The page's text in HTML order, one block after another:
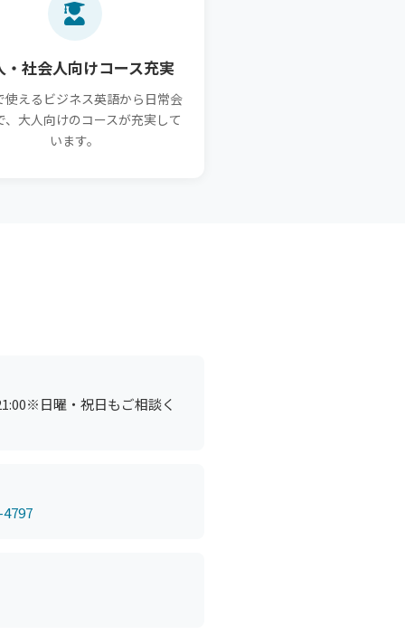
・社会人向けコース充実
使えるビジネス英語から日常会
、大人向けのコースが充実して
います。
日曜・祝日もご相談く